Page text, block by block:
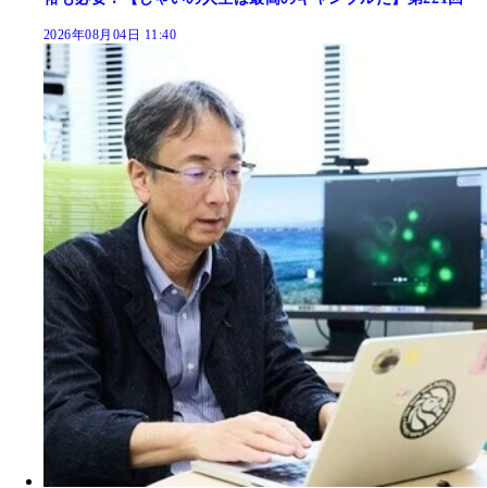
2026年08月04日 11:40